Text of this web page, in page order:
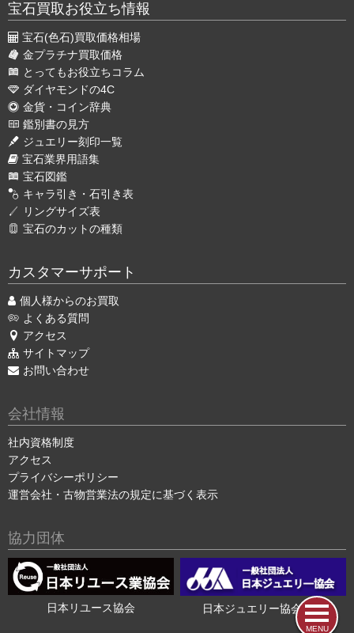
MENU
宝石買取お役立ち情報
宝石(色石)買取価格相場
金プラチナ買取価格
とってもお役立ちコラム
ダイヤモンドの4C
金貨・コイン辞典
鑑別書の見方
ジュエリー刻印一覧
宝石業界用語集
宝石図鑑
キャラ引き・石引き表
リングサイズ表
宝石のカットの種類
カスタマーサポート
個人様からのお買取
よくある質問
アクセス
サイトマップ
お問い合わせ
会社情報
社内資格制度
アクセス
プライバシーポリシー
運営会社・古物営業法の規定に基づく表示
協力団体
日本リユース協会 日本ジュエリー協会会員